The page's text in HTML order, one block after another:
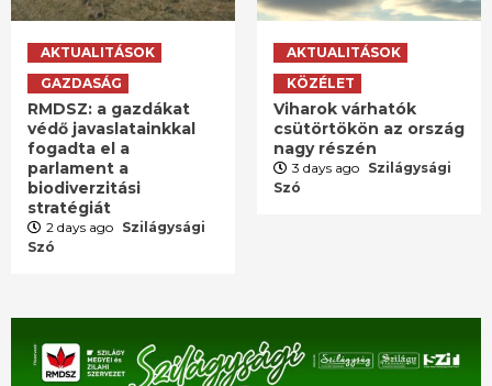
AKTUALITÁSOK
GAZDASÁG
RMDSZ: a gazdákat
védő javaslatainkkal
fogadta el a
parlament a
biodiverzitási
stratégiát
2 days ago Szilágysági
Szó
AKTUALITÁSOK
KÖZÉLET
Viharok várhatók
csütörtökön az ország
nagy részén
3 days ago Szilágysági
Szó